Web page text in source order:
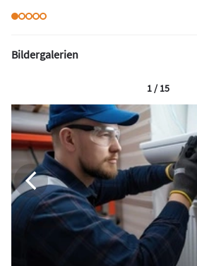
Bildergalerien
1 / 15